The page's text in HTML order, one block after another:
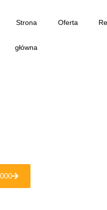
Strona
główna
Oferta